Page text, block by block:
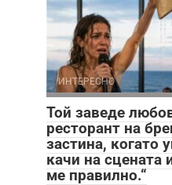
ИНТЕРЕСНО
Той заведе
ресторант на
застина, когато
качи на сцената
ме правилно.“